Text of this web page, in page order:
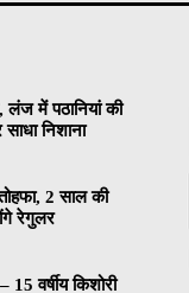
लंज में पठानियां की
निशाना
2 साल की
रेगुलर
वर्षीय किशोरी